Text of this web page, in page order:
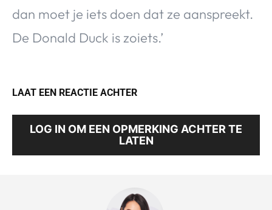
dan moet je iets doen dat ze aanspreekt.
De Donald Duck is zoiets.’
LAAT EEN REACTIE ACHTER
LOG IN OM EEN OPMERKING ACHTER TE
LATEN